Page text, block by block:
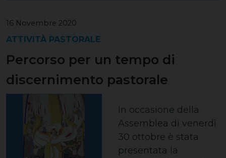
16 Novembre 2020
ATTIVITÀ PASTORALE
Percorso per un tempo di
discernimento pastorale
In occasione della
Assemblea di venerdì
30 ottobre è stata
presentata la